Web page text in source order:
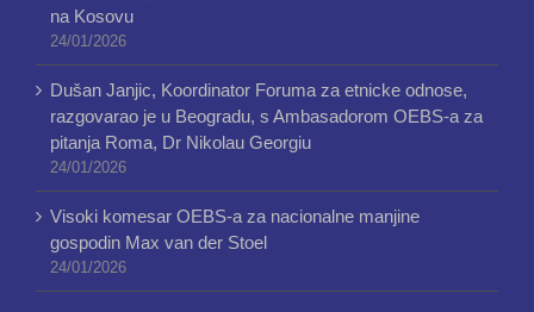
na Kosovu
24/01/2026
Dušan Janjic, Koordinator Foruma za etnicke odnose,
razgovarao je u Beogradu, s Ambasadorom OEBS-a za
pitanja Roma, Dr Nikolau Georgiu
24/01/2026
Visoki komesar OEBS-a za nacionalne manjine
gospodin Max van der Stoel
24/01/2026